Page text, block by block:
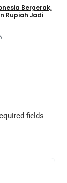
Bergerak,
Rupiah Jadi
fields